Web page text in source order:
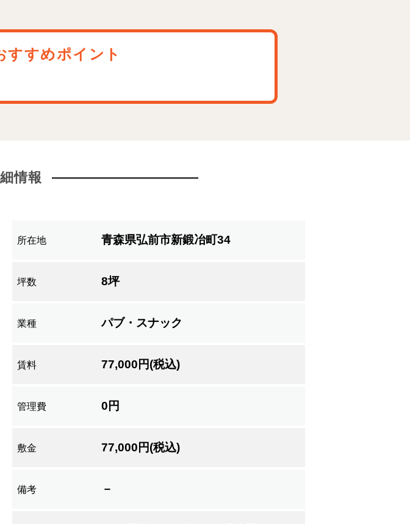
すすめポイント
情報
所在地 青森県弘前市新鍛冶町34
坪数 8坪
業種 パブ・スナック
賃料 77,000円(税込)
管理費 0円
敷金 77,000円(税込)
備考 －